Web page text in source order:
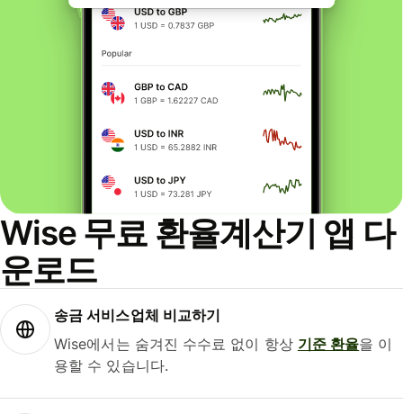
Wise 무료 환율계산기 앱 다
운로드
송금 서비스업체 비교하기
Wise에서는 숨겨진 수수료 없이 항상 기준 환율을 이
용할 수 있습니다.